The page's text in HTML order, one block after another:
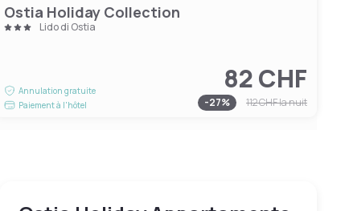
Ostia Holiday Collection
Lido di Ostia
Annulation gratuite
Paiement à l'hôtel
82 CHF
-27% 112 CHFla nuit